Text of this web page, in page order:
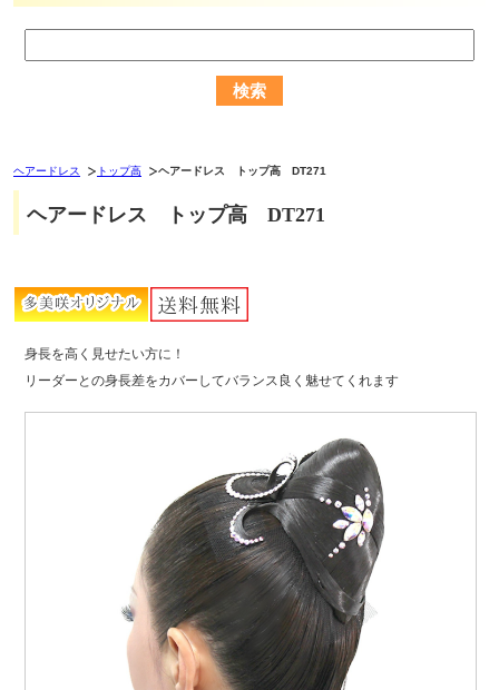
ヘアードレス トップ高 ヘアードレス トップ高 DT271
ヘアードレス トップ高 DT271
身長を高く見せたい方に！
リーダーとの身長差をカバーしてバランス良く魅せてくれます